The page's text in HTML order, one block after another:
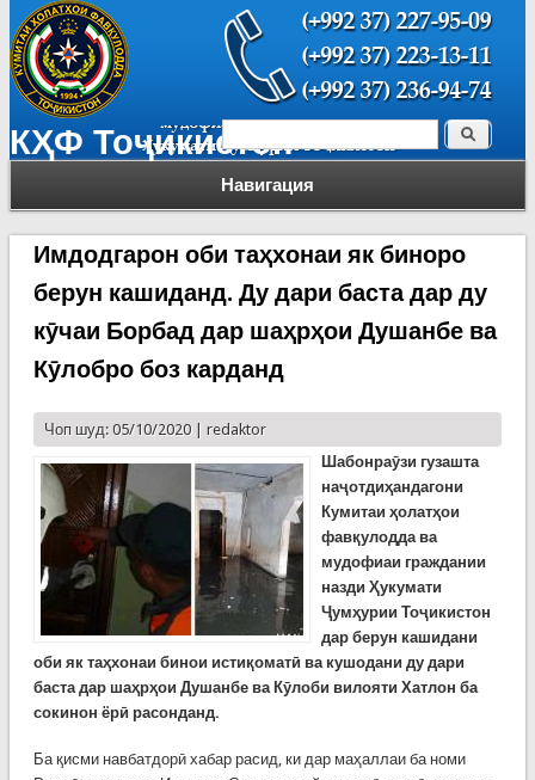
КҲФ Тоҷикистон
Навигация
Форма поиска Поиск
Имдодгарон оби таҳхонаи як биноро
берун кашиданд. Ду дари баста дар ду
кӯчаи Борбад дар шаҳрҳои Душанбе ва
Кӯлобро боз карданд
Чоп шуд: 05/10/2020 | redaktor
Шабонраӯзи гузашта
наҷотдиҳандагони
Кумитаи ҳолатҳои
фавқулодда ва
мудофиаи граждании
назди Ҳукумати
Ҷумҳурии Тоҷикистон
дар берун кашидани
оби як таҳхонаи бинои истиқоматӣ ва кушодани ду дари
баста дар шаҳрҳои Душанбе ва Кӯлоби вилояти Хатлон ба
сокинон ёрӣ расонданд.
Ба қисми навбатдорӣ хабар расид, ки дар маҳаллаи ба номи